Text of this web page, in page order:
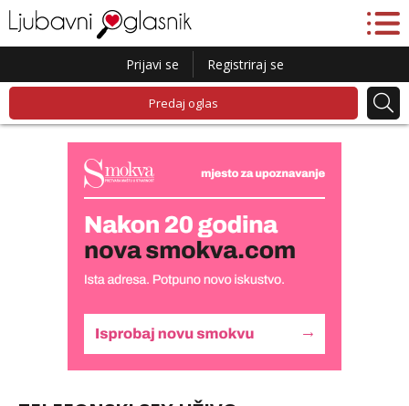
Prijavi se Registriraj se
Predaj oglas